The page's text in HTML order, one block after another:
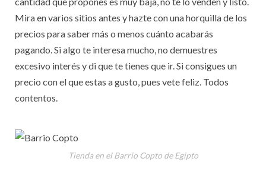
Mira en varios sitios antes y hazte con una horquilla de los
precios para saber más o menos cuánto acabarás
pagando. Si algo te interesa mucho, no demuestres
excesivo interés y di que te tienes que ir. Si consigues un
precio con el que estas a gusto, pues vete feliz. Todos
contentos.
Tienda en el Barrio Copto de Egipto